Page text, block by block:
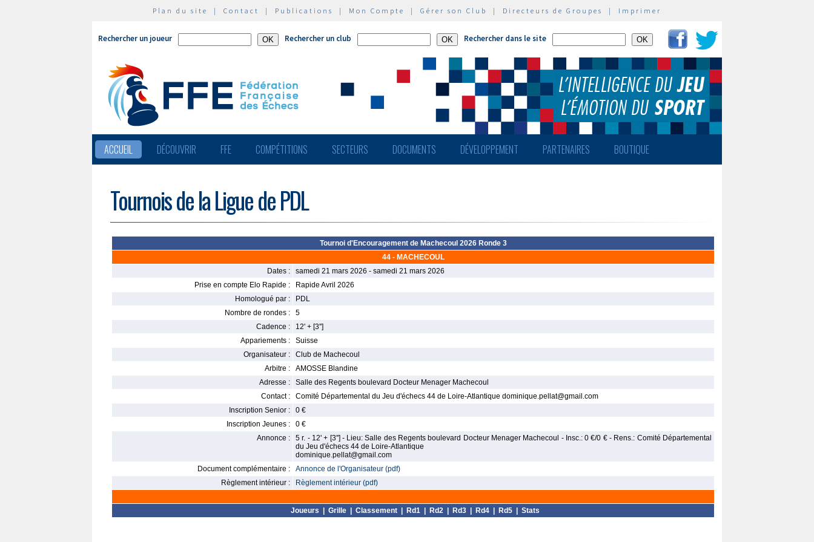
Plan du site | Contact | Publications | Mon Compte | Gérer son Club | Directeurs de Groupes | Imprimer
Rechercher un joueur Rechercher un club Rechercher dans le site
ACCUEIL DÉCOUVRIR FFE COMPÉTITIONS SECTEURS DOCUMENTS DÉVELOPPEMENT PARTENAIRES BOUTIQUE
Tournois de la Ligue de PDL
Tournoi d'Encouragement de Machecoul 2026 Ronde 3
44 - MACHECOUL
Dates :
samedi 21 mars 2026 - samedi 21 mars 2026
Prise en compte Elo Rapide :
Rapide Avril 2026
Homologué par :
PDL
Nombre de rondes :
5
Cadence :
12' + [3'']
Appariements :
Suisse
Organisateur :
Club de Machecoul
Arbitre :
AMOSSE Blandine
Adresse :
Salle des Regents boulevard Docteur Menager Machecoul
Contact :
Comité Départemental du Jeu d'échecs 44 de Loire-Atlantique dominique.pellat@gmail.com
Inscription Senior :
0 €
Inscription Jeunes :
0 €
Annonce :
5 r. - 12' + [3''] - Lieu: Salle des Regents boulevard Docteur Menager Machecoul - Insc.: 0 €/0 € - Rens.: Comité Départemental
du Jeu d'échecs 44 de Loire-Atlantique
dominique.pellat@gmail.com
Document complémentaire :
Annonce de l'Organisateur (pdf)
Règlement intérieur :
Règlement intérieur (pdf)
Joueurs Grille| Classement| Rd1| Rd2| Rd3| Rd4| Rd5| Stats